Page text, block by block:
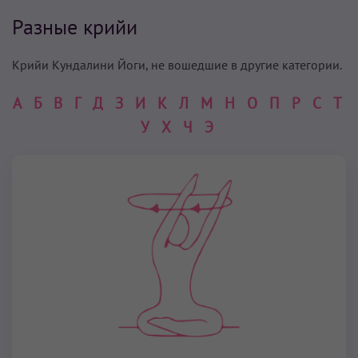
Разные крийи
Крийи Кундалини Йоги, не вошедшие в другие категории.
А Б В Г Д З И К Л М Н О П Р С Т
У Х Ч Э